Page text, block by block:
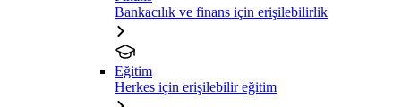
Bankacılık ve finans için erişilebilirlik
Eğitim
Herkes için erişilebilir eğitim